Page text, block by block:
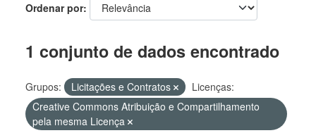
Ordenar por
1 conjunto de dados encontrado
Grupos: Licitações e Contratos
Licenças:
Creative Commons Atribuição e Compartilhamento
pela mesma Licença